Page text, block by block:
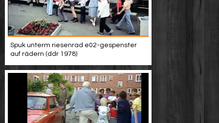
Spuk unterm riesenrad e02-gespenster
auf rädern (ddr 1978)